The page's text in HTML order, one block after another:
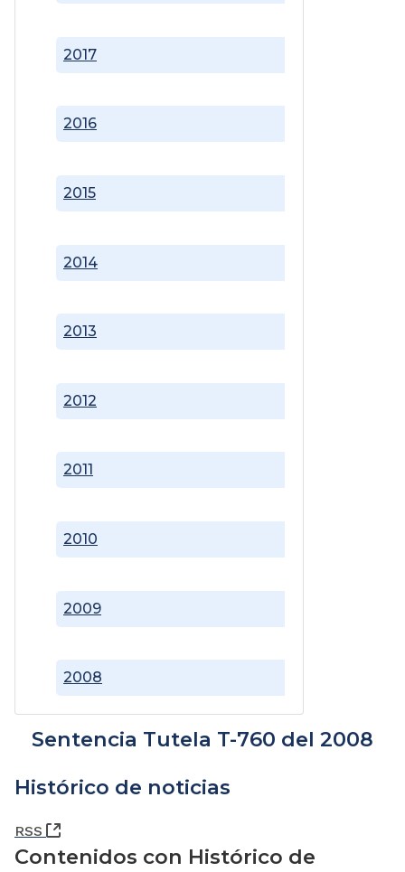
2008
2009
2010
2011
2012
2013
2014
2015
2016
2017
Sentencia Tutela T-760 del 2008
Histórico de noticias
RSS (Abre una nueva ventana)
Contenidos con Histórico de